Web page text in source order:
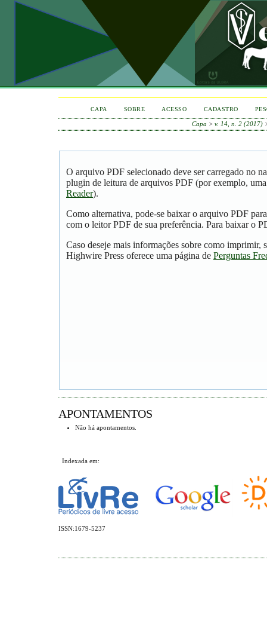
CAPA SOBRE ACESSO CADASTRO
Capa > v. 14, n. 2 (2017)
O arquivo PDF selecionado deve ser carregado no
plugin de leitura de arquivos PDF (por exemplo,
Reader).
Como alternativa, pode-se baixar o arquivo PDF
com o leitor PDF de sua preferência. Para baixar o
Caso deseje mais informações sobre como imprimir,
Highwire Press oferece uma página de Perguntas
APONTAMENTOS
Não há apontamentos.
Indexada em:
ISSN:1679-5237